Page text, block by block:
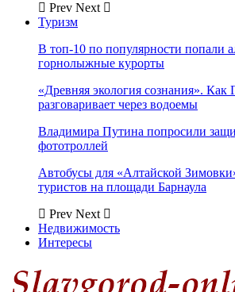
Prev Next
Туризм
В топ-10 по популярности попали
горнолыжные курорты
«Древняя экология сознания».
разговаривает через водоемы
Владимира Путина попросили
фототроллей
Автобусы для «Алтайской
туристов на площади Барнаула
Prev Next
Недвижимость
Интересы